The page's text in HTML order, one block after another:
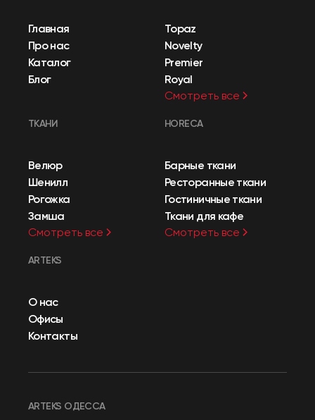
Главная
Про нас
Каталог
Блог
Topaz
Novelty
Premier
Royal
Смотреть все
ТКАНИ
Велюр
Шенилл
Рогожка
Замша
Смотреть все
HORECA
Барные ткани
Ресторанные ткани
Гостиничные ткани
Ткани для кафе
Смотреть все
ARTEKS
О нас
Офисы
Контакты
ARTEKS ОДЕССА